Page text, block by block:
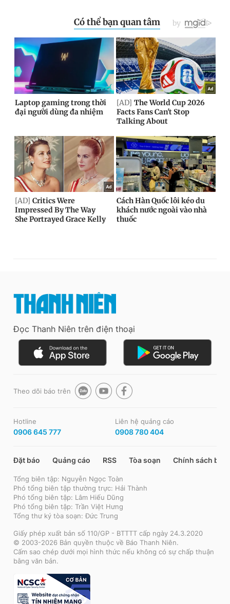
Đọc Thanh Niên trên điện thoại
Theo dõi báo trên
Hotline
0906 645 777
Liên hệ quảng cáo
0908 780 404
Đặt báo Quảng cáo RSS Tòa soạn Chính sách bảo
Tổng biên tập: Nguyễn Ngọc Toàn
Phó tổng biên tập thường trực: Hải Thành
Phó tổng biên tập: Lâm Hiếu Dũng
Phó tổng biên tập: Trần Việt Hưng
Tổng thư ký tòa soạn: Đức Trung
Giấy phép xuất bản số 110/GP - BTTTT cấp ngày 24.3.2020
© 2003-2026 Bản quyền thuộc về Báo Thanh Niên.
Cấm sao chép dưới mọi hình thức nếu không có sự chấp thuận
bằng văn bản.